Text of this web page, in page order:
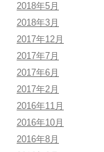
2018年5月
2018年3月
2017年12月
2017年7月
2017年6月
2017年2月
2016年11月
2016年10月
2016年8月